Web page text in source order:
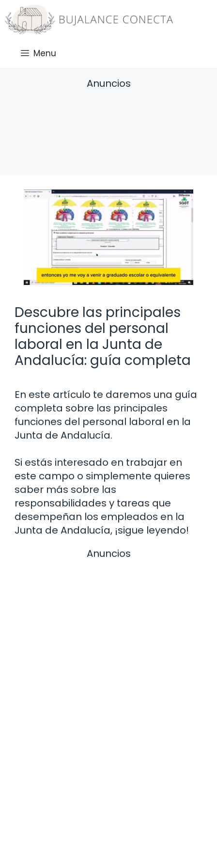
Saltar
al
contenido
Menu
Anuncios
Descubre las principales
funciones del personal
laboral en la Junta de
Andalucía: guía completa
En este artículo te daremos una guía
completa sobre las principales
funciones del personal laboral en la
Junta de Andalucía.
Si estás interesado en trabajar en
este campo o simplemente quieres
saber más sobre las
responsabilidades y tareas que
desempeñan los empleados en la
Junta de Andalucía, ¡sigue leyendo!
Anuncios